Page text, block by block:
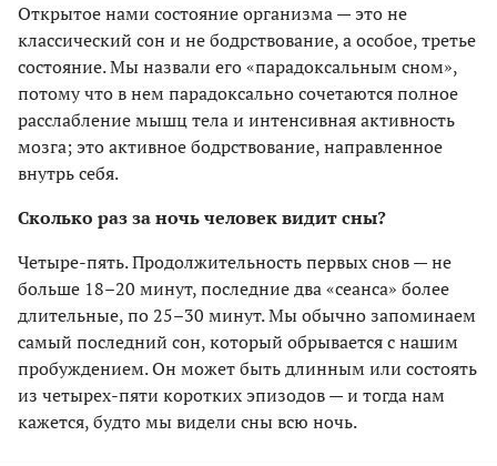
Открытое нами состояние организма — это не
классический сон и не бодрствование, а особое, третье
состояние. Мы назвали его «парадоксальным сном»,
потому что в нем парадоксально сочетаются полное
расслабление мышц тела и интенсивная активность
мозга; это активное бодрствование, направленное
внутрь себя.
Сколько раз за ночь человек видит сны?
Четыре-пять. Продолжительность первых снов — не
больше 18–20 минут, последние два «сеанса» более
длительные, по 25–30 минут. Мы обычно запоминаем
самый последний сон, который обрывается с нашим
пробуждением. Он может быть длинным или состоять
из четырех-пяти коротких эпизодов — и тогда нам
кажется, будто мы видели сны всю ночь.